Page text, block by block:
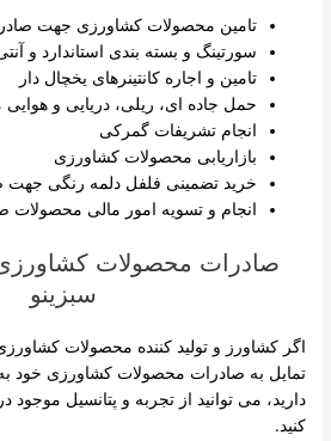
تامین محصولات کشاورزی جهت
سورتینگ و بسته بندی استاندارد و
تامین و اجاره کانتینرهای یخچال دار
حمل جاده ای، ریلی، دریایی و
انجام تشریفات گمرکی
بازاریابی محصولات کشاورزی
خرید تضمینی فلفل دلمه رنگی جهت
انجام و تسویه امور مالی محصولات
صادرات محصولات
سبزینو
اگر کشاورز و تولید کننده محصولات
تمایل به صادرات محصولات کشاورزی خود به
دارید، می توانید از تجربه و پتانسیل موجود
کنید.